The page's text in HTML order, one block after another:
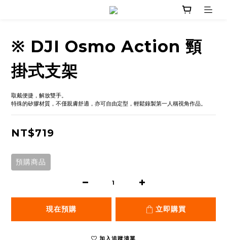
※ DJI Osmo Action 頸
掛式支架
取戴便捷，解放雙手。
特殊的矽膠材質，不僅親膚舒適，亦可自由定型，輕鬆錄製第一人稱視角作品。
NT$719
預購商品
現在預購 立即購買